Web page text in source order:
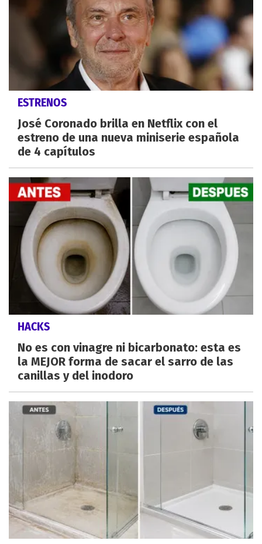
ESTRENOS
José Coronado brilla en Netflix con el
estreno de una nueva miniserie española
de 4 capítulos
HACKS
No es con vinagre ni bicarbonato: esta es
la MEJOR forma de sacar el sarro de las
canillas y del inodoro